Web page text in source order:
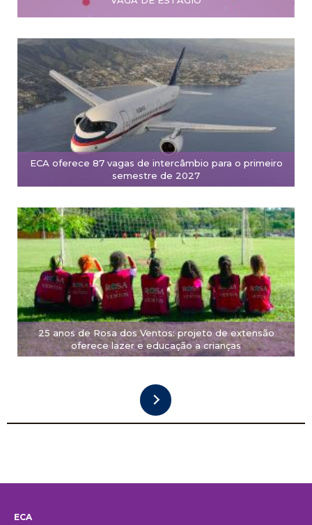
ECA oferece 87 vagas de intercâmbio para o primeiro
semestre de 2027
25 anos de Rosa dos Ventos: projeto de extensão
oferece lazer e educação a crianças
ECA